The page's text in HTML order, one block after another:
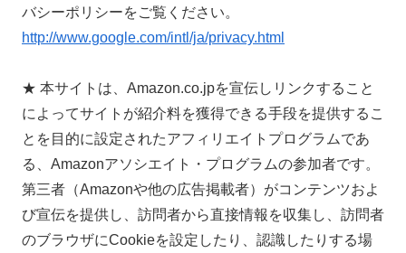
バシーポリシーをご覧ください。
http://www.google.com/intl/ja/privacy.html
★ 本サイトは、Amazon.co.jpを宣伝しリンクすること
によってサイトが紹介料を獲得できる手段を提供するこ
とを目的に設定されたアフィリエイトプログラムであ
る、Amazonアソシエイト・プログラムの参加者です。
第三者（Amazonや他の広告掲載者）がコンテンツおよ
び宣伝を提供し、訪問者から直接情報を収集し、訪問者
のブラウザにCookieを設定したり、認識したりする場